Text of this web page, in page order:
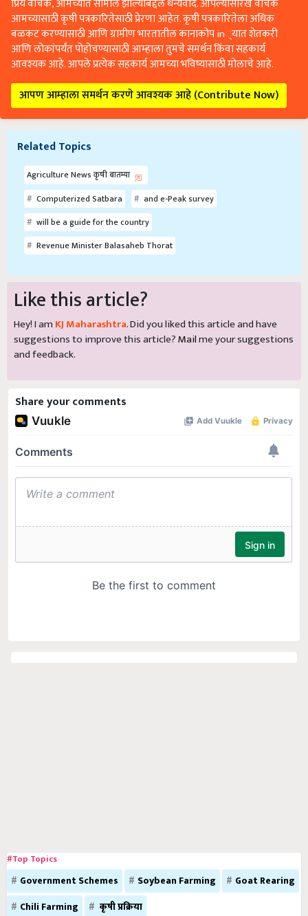
प्रिय वाचक, आमच्यात सामील झाल्याबद्दल धन्यवाद. आपल्यासारखे वाचक
आमच्यासाठी कृषी पत्रकारितेसाठी प्रेरणा आहेत. कृषी पत्रकारितेला अधिक
बळकट करण्यासाठी आणि ग्रामीण भारतातील कानाकोप in्यात शेतकरी
आणि लोकांपर्यंत पोहोचण्यासाठी आम्हाला तुमचे समर्थन किंवा सहकार्य
आवश्यक आहे. आपले प्रत्येक सहकार्य आमच्या भविष्यासाठी मोलाचे आहे.
आपण आम्हाला समर्थन करणे आवश्यक आहे (Contribute Now)
Related Topics
Agriculture News कृषी बातम्या
Computerized Satbara
and e-Peak survey
will be a guide for the country
Revenue Minister Balasaheb Thorat
Like this article?
Hey! I am KJ Maharashtra. Did you liked this article and have
suggestions to improve this article?Mailme your suggestions
and feedback.
Share your comments
#Top Topics
Government Schemes Soybean Farming
Goat Rearing
Chili Farming
कृषी प्रक्रिया